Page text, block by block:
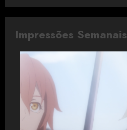
Impressões Semanais